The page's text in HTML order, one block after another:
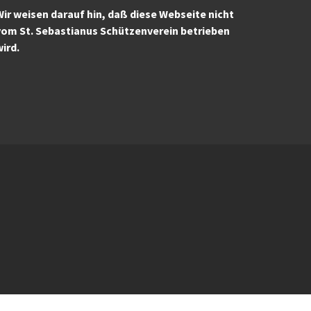
weisen darauf hin, daß diese Webseite nicht
St. Sebastianus Schützenverein betrieben